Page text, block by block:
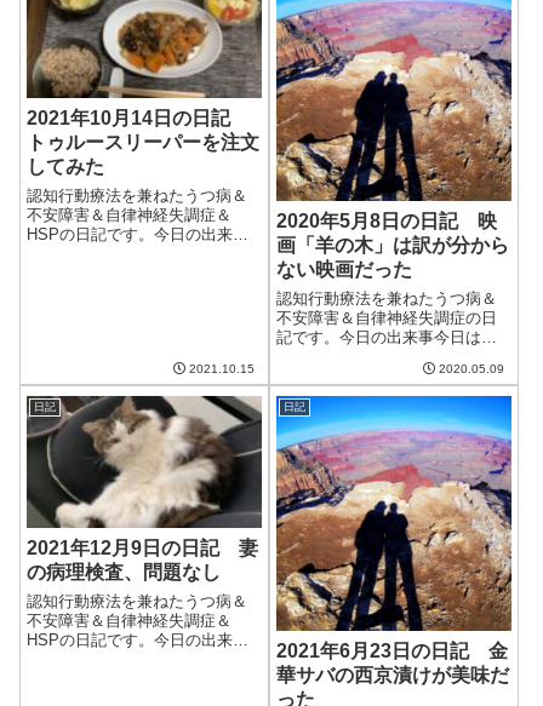
い。この2，3日調子が悪いのは
やはりこの変な陽...
2021年10月14日の日記
トゥルースリーパーを注文
してみた
認知行動療法を兼ねたうつ病＆
不安障害＆自律神経失調症＆
HSPの日記です。今日の出来事
2021.10.15
2020年5月8日の日記 映
画「羊の木」は訳が分から
ない映画だった
認知行動療法を兼ねたうつ病＆
不安障害＆自律神経失調症の日
記です。今日の出来事今日はい
の晴天。こんな日に気持ちよく
散歩ができたらと思うがそれに
はまだまだ遠そう。午前中はク
ラウドワークスとブログ更新。
今回のクラウド...
2020.05.09
日記
2021年12月9日の日記 妻
の病理検査、問題なし
認知行動療法を兼ねたうつ病＆
不安障害＆自律神経失調症＆
HSPの日記です。今日の出来事
日記
2021年6月23日の日記 金
華サバの西京漬けが美味だ
った